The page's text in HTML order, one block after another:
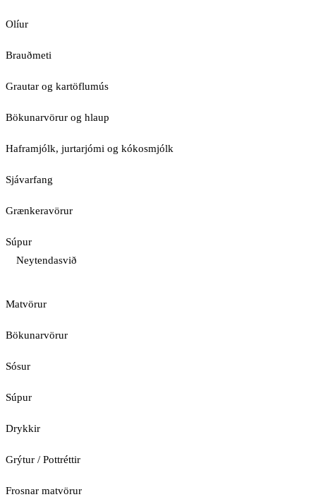
Olíur
Brauðmeti
Grautar og kartöflumús
Bökunarvörur og hlaup
Haframjólk, jurtarjómi og kókosmjólk
Sjávarfang
Grænkeravörur
Súpur
Neytendasvið
Matvörur
Bökunarvörur
Sósur
Súpur
Drykkir
Grýtur / Pottréttir
Frosnar matvörur